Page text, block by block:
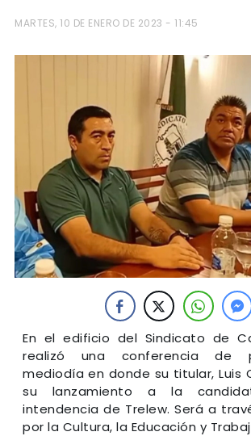
MARTES, 10 DE ENERO DE 2023 - 11:45
En el edificio del Sindicato de
realizó una conferencia de
mediodía en donde su titular, Luis
su lanzamiento a la
intendencia de Trelew. Será a
por la Cultura, la Educación y